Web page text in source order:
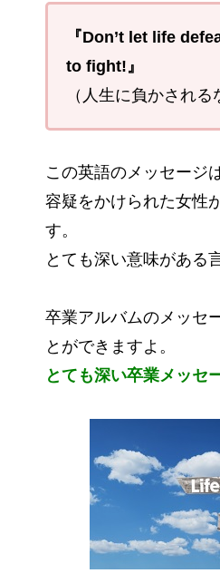
『Don’t let life
to fight!』
（人生に負かされる
この英語のメッセージ
容疑をかけられた女性
す。
とても深い意味がある
卒業アルバムのメッセ
とができますよ。
とても深い卒業メッセ